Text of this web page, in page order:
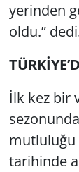
yerinden
oldu.”
İlk kez bir
mutluluğu
tarihinde